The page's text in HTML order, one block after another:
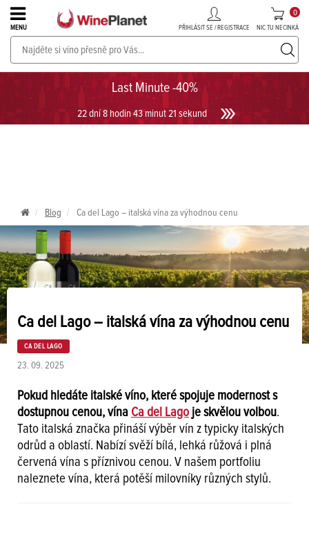
Last Minute -40%
22 dní 8 hodin 43 minut 21 sekund
MENU PŘIHLÁSIT SE / REGISTRACE NIC TU NECINKÁ
0
PROSECCO v akci až do -30%!UKÁZAT PROSECCO
Blog Ca del Lago – italská vína za výhodnou cenu
Ca del Lago – italská vína za výhodnou cenu
CA DEL LAGO
23. 09. 2025
Pokud hledáte italské víno, které spojuje modernost s
dostupnou cenou, vína Ca del Lago je skvělou volbou.
Tato italská značka přináší výběr vín z typicky italských
odrůd a oblastí. Nabízí svěží bílá, lehká růžová i plná
červená vína s příznivou cenou. V našem portfoliu
naleznete vína, která potěší milovníky různých stylů.